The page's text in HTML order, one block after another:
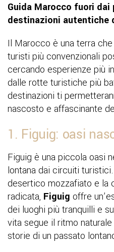
Guida Marocco fuori
destinazioni autentiche
Il Marocco è una terra
turisti più convenzionali
cercando esperienze più
dalle rotte turistiche più
destinazioni ti
nascosto e affascinante
1. Figuig: oasi
Figuig è una piccola oasi
lontana dai circuiti
desertico mozzafiato e la
radicata, Figuig offre
dei luoghi più tranquilli e
vita segue il ritmo
storie di un passato